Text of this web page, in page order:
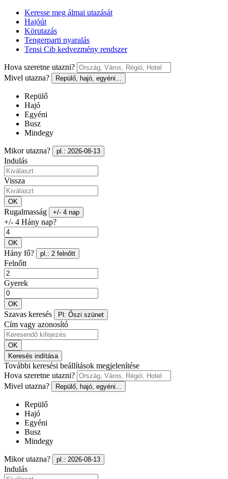
Keresse meg álmai utazását
Hajóút
Körutazás
Tengerparti nyaralás
Tensi Cib kedvezmény rendszer
Hova szeretne utazni?
Mivel utazna?
Repülő, hajó, egyéni...
Repülő
Hajó
Egyéni
Busz
Mindegy
Mikor utazna? pl.: 2026-08-13
Indulás
Vissza
OK
Rugalmasság +/- 4 nap
+/- 4 Hány nap?
OK
Hány fő? pl.: 2 felnőtt
Felnőtt
Gyerek
OK
Szavas keresés Pl: Őszi szünet
Cím vagy azonosító
OK
Keresés indítása
További keresési beállítások megjelenítése
Hova szeretne utazni?
Mivel utazna?
Repülő, hajó, egyéni...
Repülő
Hajó
Egyéni
Busz
Mindegy
Mikor utazna? pl.: 2026-08-13
Indulás